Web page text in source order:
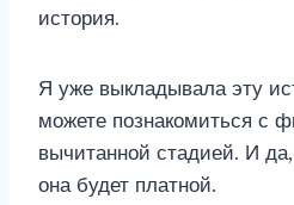
история.
Я уже выкладывала эту
можете познакомиться с
вычитанной стадией. И
она будет платной.